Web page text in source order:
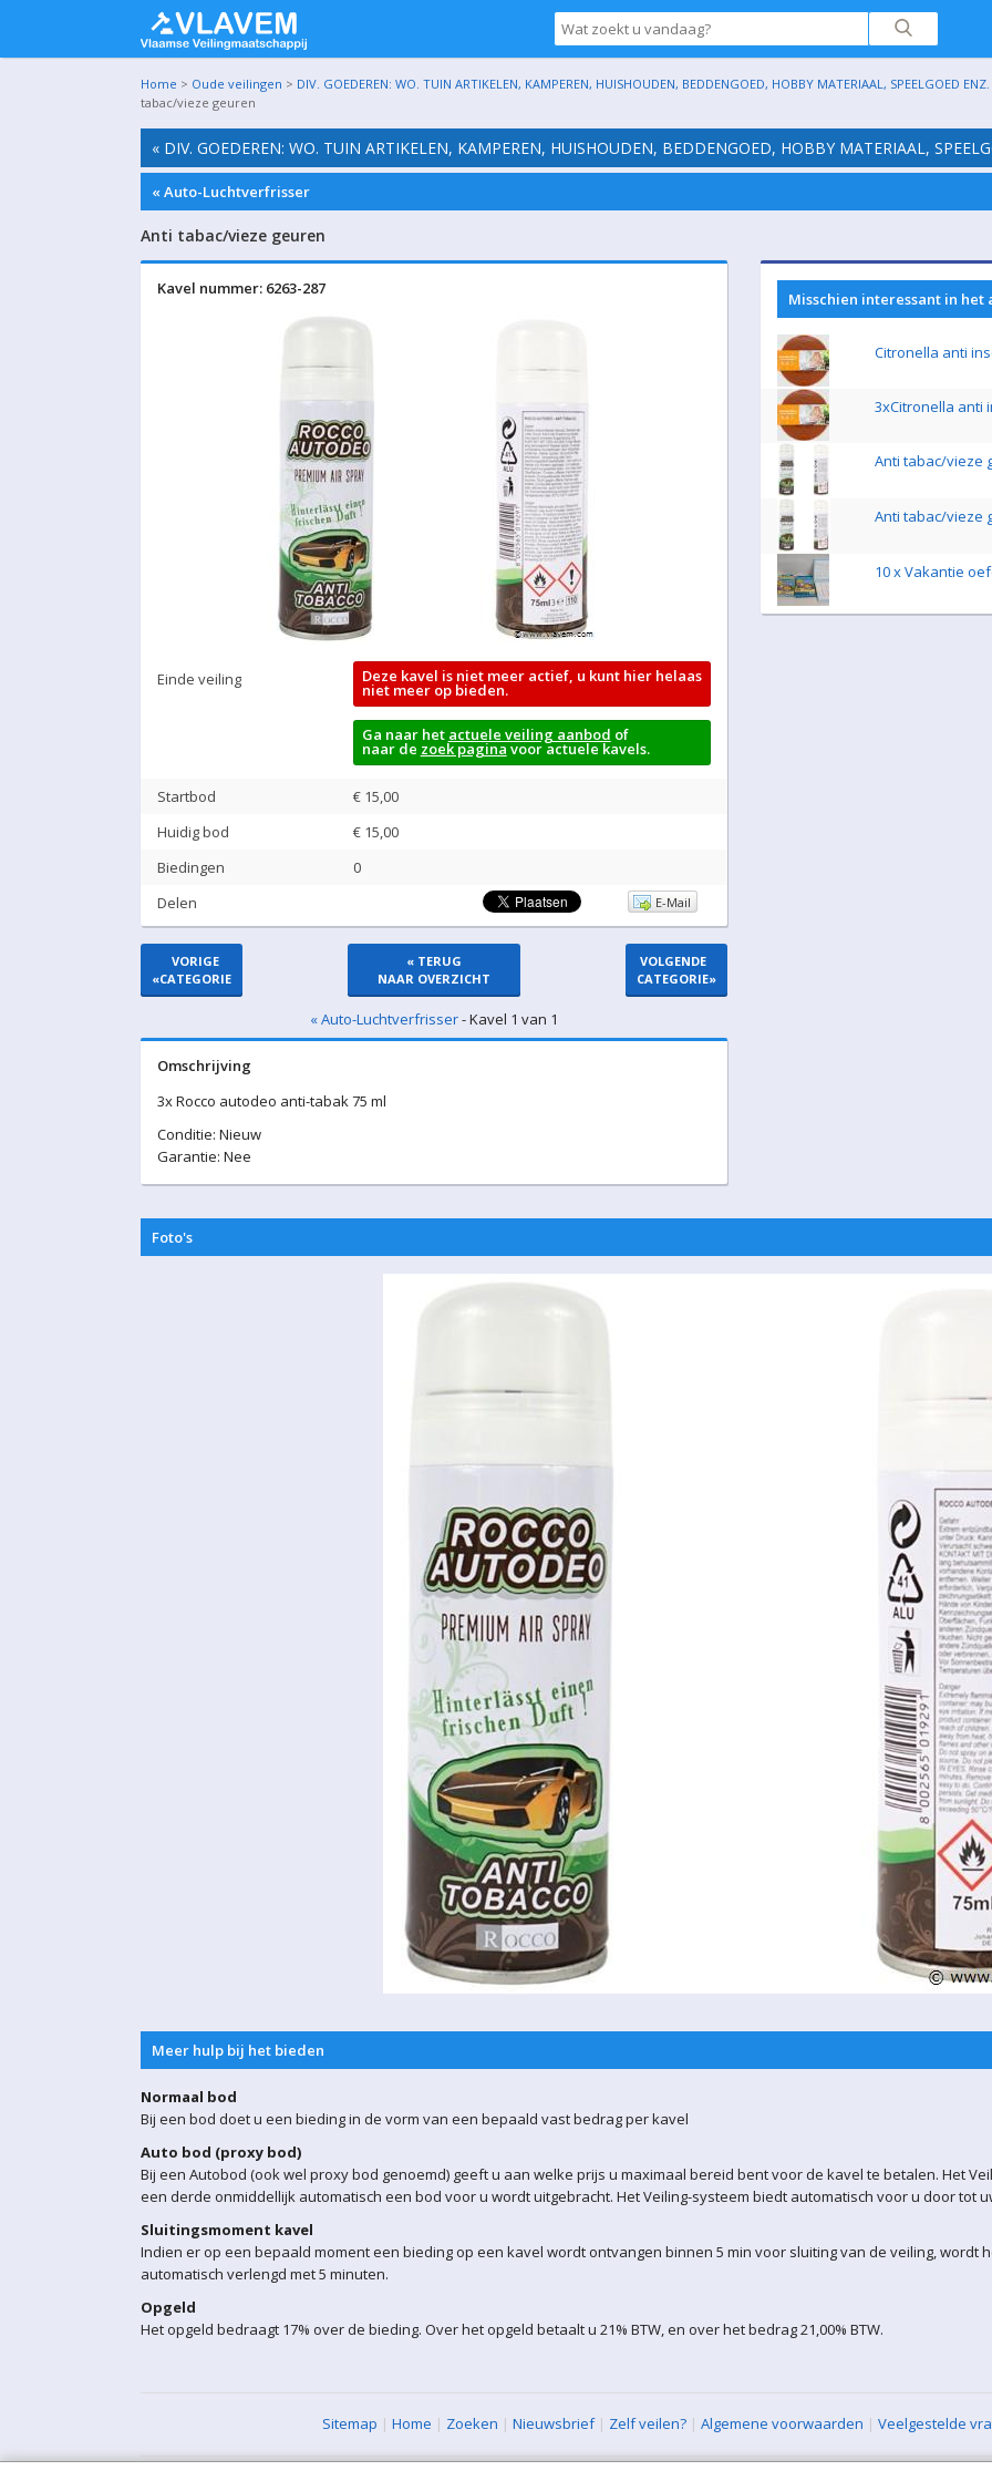
Home > Oude veilingen > DIV. GOEDEREN: WO. TUIN ARTIKELEN, KAMPEREN, HUISHOUDEN, BEDDENGOED, HOBBY MATERIAAL, SPEELGOED
tabac/vieze geuren
« DIV. GOEDEREN: WO. TUIN ARTIKELEN, KAMPEREN, HUISHOUDEN, BEDDENGOED, HOBBY MATERIAAL,
« Auto-Luchtverfrisser
Anti tabac/vieze geuren
Kavel nummer: 6263-287
Einde veiling Deze kavel is niet meer actief, u kunt hier helaas
niet meer op bieden.
Ga naar het actuele veiling aanbod of
naar de zoek paginavoor actuele kavels.
Startbod
€ 15,00
Huidig bod
€ 15,00
Biedingen
0
Delen
E-Mail
«
VORIGE
CATEGORIE
« TERUG
NAAR OVERZICHT
VOLGENDE
CATEGORIE»
« Auto-Luchtverfrisser- Kavel 1 van 1
Omschrijving
3x Rocco autodeo anti-tabak 75 ml
Conditie: Nieuw
Garantie: Nee
Misschien interessant in het
Citronella anti
3xCitronella anti
Anti tabac/vieze
Anti tabac/vieze
10 x Vakantie
Foto's
Meer hulp bij het bieden
Normaal bod
Bij een bod doet u een bieding in de vorm van een bepaald vast bedrag per kavel
Auto bod (proxy bod)
Bij een Autobod (ook wel proxy bod genoemd) geeft u aan welke prijs u maximaal bereid bent voor de kavel te betalen. Het
een derde onmiddellijk automatisch een bod voor u wordt uitgebracht. Het Veiling-systeem biedt automatisch voor u door tot
Sluitingsmoment kavel
Indien er op een bepaald moment een bieding op een kavel wordt ontvangen binnen 5 min voor sluiting van de veiling, wordt
automatisch verlengd met 5 minuten.
Opgeld
Het opgeld bedraagt 17% over de bieding. Over het opgeld betaalt u 21% BTW, en over het bedrag 21,00% BTW.
Sitemap | Home | Zoeken | Nieuwsbrief| Zelf veilen? | Algemene voorwaarden | Veelgestelde